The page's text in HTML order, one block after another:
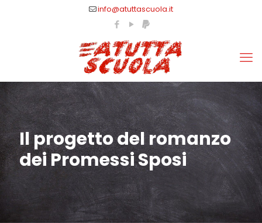
info@atuttascuola.it
Il progetto del romanzo
dei Promessi Sposi